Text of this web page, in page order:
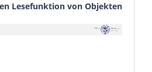
Lesefunktion von Objekten